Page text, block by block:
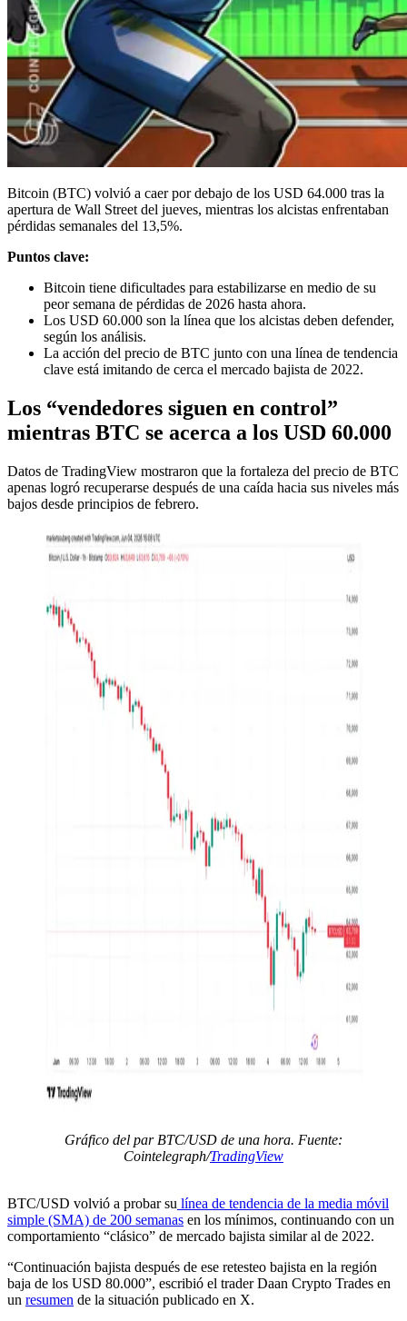
Bitcoin (BTC) volvió a caer por debajo de los USD 64.000 tras la
apertura de Wall Street del jueves, mientras los alcistas enfrentaban
pérdidas semanales del 13,5%.
Puntos clave:
Bitcoin tiene dificultades para estabilizarse en medio de su
peor semana de pérdidas de 2026 hasta ahora.
Los USD 60.000 son la línea que los alcistas deben defender,
según los análisis.
La acción del precio de BTC junto con una línea de tendencia
clave está imitando de cerca el mercado bajista de 2022.
Los “vendedores siguen en control”
mientras BTC se acerca a los USD 60.000
Datos de TradingView mostraron que la fortaleza del precio de BTC
apenas logró recuperarse después de una caída hacia sus niveles más
bajos desde principios de febrero.
Gráfico del par BTC/USD de una hora. Fuente:
Cointelegraph/TradingView
BTC/USD volvió a probar su línea de tendencia de la media móvil
simple (SMA) de 200 semanas en los mínimos, continuando con un
comportamiento “clásico” de mercado bajista similar al de 2022.
“Continuación bajista después de ese retesteo bajista en la región
baja de los USD 80.000”, escribió el trader Daan Crypto Trades en
un resumen de la situación publicado en X.